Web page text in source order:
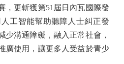
，更斬獲第51屆日內瓦國際發
工智能幫助聽障人士糾正發
少溝通障礙，融入正常社會，
廣使用，讓更多人受益於青少